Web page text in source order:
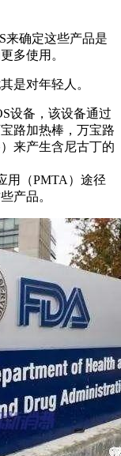
来确定这些产品是
多使用。
是对年轻人。
设备，该设备通过
路加热棒，万宝路
来产生含尼古丁的
用（PMTA）途径
产品。